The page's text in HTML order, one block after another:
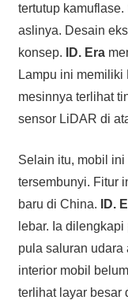
tertutup
aslinya. Desain
konsep.
ID. Era
Lampu ini
mesinnya terlihat
sensor LiDAR di
Selain itu, mobil
tersembunyi. Fitur
baru di China.
ID.
lebar. Ia
pula saluran udara
interior mobil
terlihat layar besar